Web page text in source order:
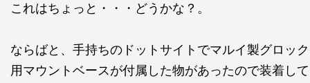
これはちょっと・・・どうかな？。
ならばと、手持ちのドットサイトでマルイ製グロック
用マウントベースが付属した物があったので装着して